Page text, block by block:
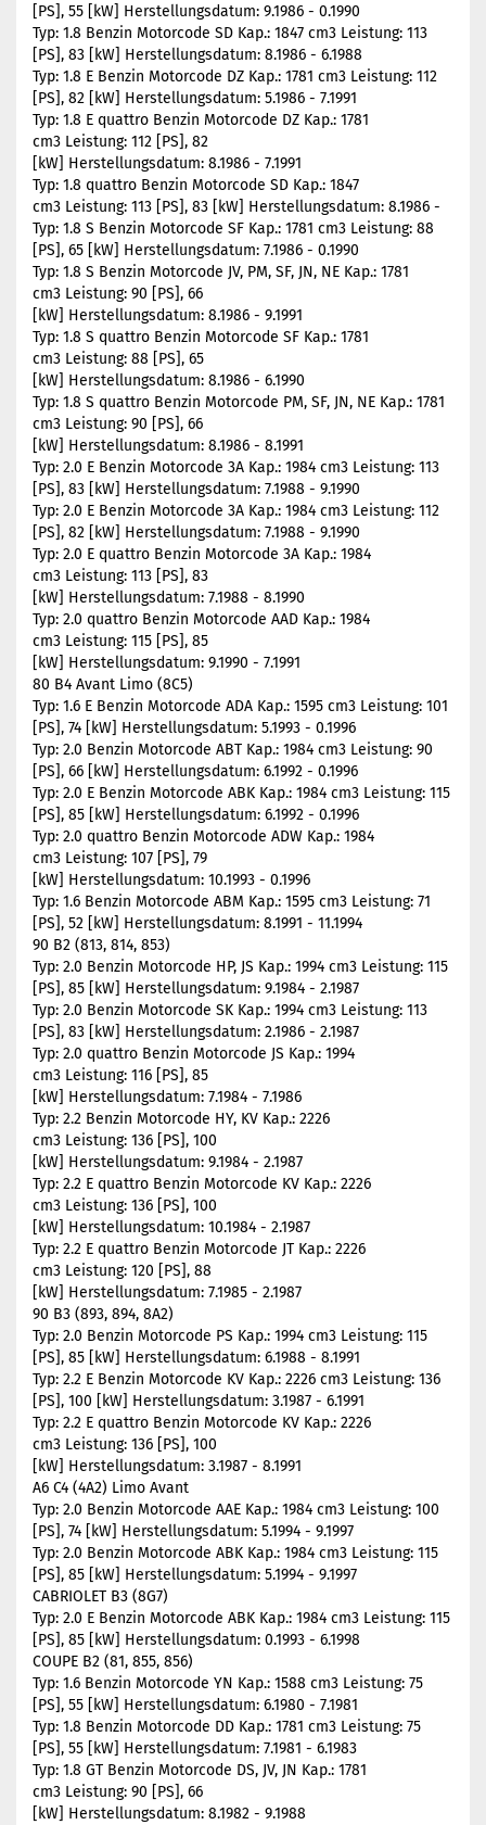
[PS], 55 [kW] Herstellungsdatum: 9.1986 - 0.1990
Typ: 1.8 Benzin Motorcode SD Kap.: 1847 cm3 Leistung: 113
[PS], 83 [kW] Herstellungsdatum: 8.1986 - 6.1988
Typ: 1.8 E Benzin Motorcode DZ Kap.: 1781 cm3 Leistung: 112
[PS], 82 [kW] Herstellungsdatum: 5.1986 - 7.1991
Typ: 1.8 E quattro Benzin Motorcode DZ Kap.: 1781
cm3 Leistung: 112 [PS], 82
[kW] Herstellungsdatum: 8.1986 - 7.1991
Typ: 1.8 quattro Benzin Motorcode SD Kap.: 1847
cm3 Leistung: 113 [PS], 83 [kW] Herstellungsdatum: 8.1986 -
Typ: 1.8 S Benzin Motorcode SF Kap.: 1781 cm3 Leistung: 88
[PS], 65 [kW] Herstellungsdatum: 7.1986 - 0.1990
Typ: 1.8 S Benzin Motorcode JV, PM, SF, JN, NE Kap.: 1781
cm3 Leistung: 90 [PS], 66
[kW] Herstellungsdatum: 8.1986 - 9.1991
Typ: 1.8 S quattro Benzin Motorcode SF Kap.: 1781
cm3 Leistung: 88 [PS], 65
[kW] Herstellungsdatum: 8.1986 - 6.1990
Typ: 1.8 S quattro Benzin Motorcode PM, SF, JN, NE Kap.: 1781
cm3 Leistung: 90 [PS], 66
[kW] Herstellungsdatum: 8.1986 - 8.1991
Typ: 2.0 E Benzin Motorcode 3A Kap.: 1984 cm3 Leistung: 113
[PS], 83 [kW] Herstellungsdatum: 7.1988 - 9.1990
Typ: 2.0 E Benzin Motorcode 3A Kap.: 1984 cm3 Leistung: 112
[PS], 82 [kW] Herstellungsdatum: 7.1988 - 9.1990
Typ: 2.0 E quattro Benzin Motorcode 3A Kap.: 1984
cm3 Leistung: 113 [PS], 83
[kW] Herstellungsdatum: 7.1988 - 8.1990
Typ: 2.0 quattro Benzin Motorcode AAD Kap.: 1984
cm3 Leistung: 115 [PS], 85
[kW] Herstellungsdatum: 9.1990 - 7.1991
80 B4 Avant Limo (8C5)
Typ: 1.6 E Benzin Motorcode ADA Kap.: 1595 cm3 Leistung: 101
[PS], 74 [kW] Herstellungsdatum: 5.1993 - 0.1996
Typ: 2.0 Benzin Motorcode ABT Kap.: 1984 cm3 Leistung: 90
[PS], 66 [kW] Herstellungsdatum: 6.1992 - 0.1996
Typ: 2.0 E Benzin Motorcode ABK Kap.: 1984 cm3 Leistung: 115
[PS], 85 [kW] Herstellungsdatum: 6.1992 - 0.1996
Typ: 2.0 quattro Benzin Motorcode ADW Kap.: 1984
cm3 Leistung: 107 [PS], 79
[kW] Herstellungsdatum: 10.1993 - 0.1996
Typ: 1.6 Benzin Motorcode ABM Kap.: 1595 cm3 Leistung: 71
[PS], 52 [kW] Herstellungsdatum: 8.1991 - 11.1994
90 B2 (813, 814, 853)
Typ: 2.0 Benzin Motorcode HP, JS Kap.: 1994 cm3 Leistung: 115
[PS], 85 [kW] Herstellungsdatum: 9.1984 - 2.1987
Typ: 2.0 Benzin Motorcode SK Kap.: 1994 cm3 Leistung: 113
[PS], 83 [kW] Herstellungsdatum: 2.1986 - 2.1987
Typ: 2.0 quattro Benzin Motorcode JS Kap.: 1994
cm3 Leistung: 116 [PS], 85
[kW] Herstellungsdatum: 7.1984 - 7.1986
Typ: 2.2 Benzin Motorcode HY, KV Kap.: 2226
cm3 Leistung: 136 [PS], 100
[kW] Herstellungsdatum: 9.1984 - 2.1987
Typ: 2.2 E quattro Benzin Motorcode KV Kap.: 2226
cm3 Leistung: 136 [PS], 100
[kW] Herstellungsdatum: 10.1984 - 2.1987
Typ: 2.2 E quattro Benzin Motorcode JT Kap.: 2226
cm3 Leistung: 120 [PS], 88
[kW] Herstellungsdatum: 7.1985 - 2.1987
90 B3 (893, 894, 8A2)
Typ: 2.0 Benzin Motorcode PS Kap.: 1994 cm3 Leistung: 115
[PS], 85 [kW] Herstellungsdatum: 6.1988 - 8.1991
Typ: 2.2 E Benzin Motorcode KV Kap.: 2226 cm3 Leistung: 136
[PS], 100 [kW] Herstellungsdatum: 3.1987 - 6.1991
Typ: 2.2 E quattro Benzin Motorcode KV Kap.: 2226
cm3 Leistung: 136 [PS], 100
[kW] Herstellungsdatum: 3.1987 - 8.1991
A6 C4 (4A2) Limo Avant
Typ: 2.0 Benzin Motorcode AAE Kap.: 1984 cm3 Leistung: 100
[PS], 74 [kW] Herstellungsdatum: 5.1994 - 9.1997
Typ: 2.0 Benzin Motorcode ABK Kap.: 1984 cm3 Leistung: 115
[PS], 85 [kW] Herstellungsdatum: 5.1994 - 9.1997
CABRIOLET B3 (8G7)
Typ: 2.0 E Benzin Motorcode ABK Kap.: 1984 cm3 Leistung: 115
[PS], 85 [kW] Herstellungsdatum: 0.1993 - 6.1998
COUPE B2 (81, 855, 856)
Typ: 1.6 Benzin Motorcode YN Kap.: 1588 cm3 Leistung: 75
[PS], 55 [kW] Herstellungsdatum: 6.1980 - 7.1981
Typ: 1.8 Benzin Motorcode DD Kap.: 1781 cm3 Leistung: 75
[PS], 55 [kW] Herstellungsdatum: 7.1981 - 6.1983
Typ: 1.8 GT Benzin Motorcode DS, JV, JN Kap.: 1781
cm3 Leistung: 90 [PS], 66
[kW] Herstellungsdatum: 8.1982 - 9.1988